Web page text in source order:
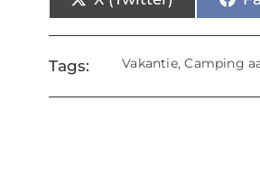
Tags: Vakantie,Camping